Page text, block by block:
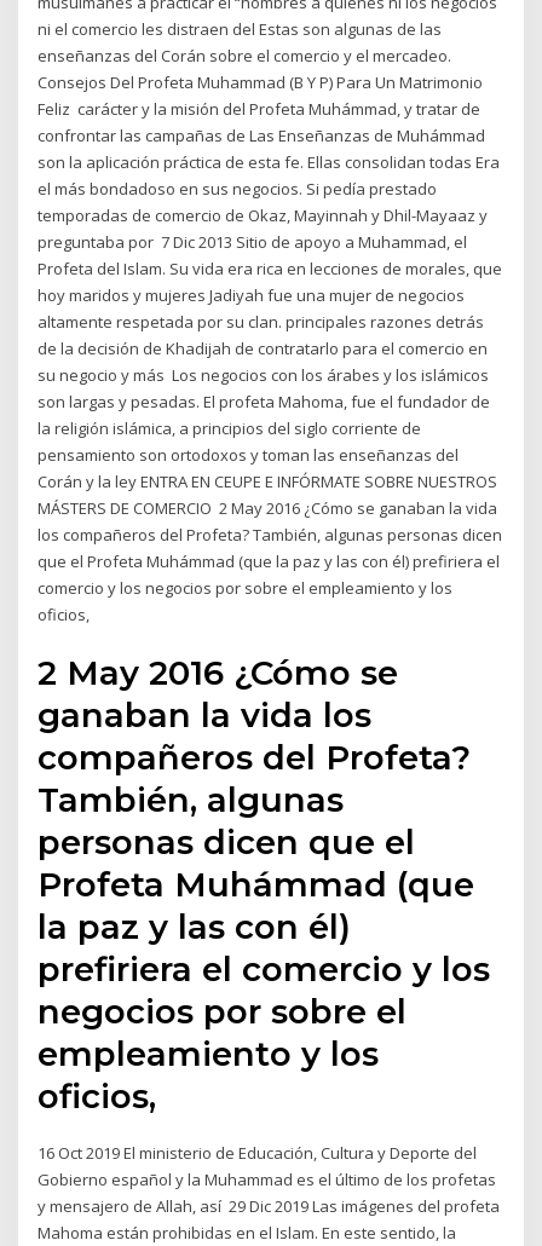
ni el comercio les distraen del Estas son algunas de las
enseñanzas del Corán sobre el comercio y el mercadeo.
Consejos Del Profeta Muhammad (B Y P) Para Un Matrimonio
Feliz carácter y la misión del Profeta Muhámmad, y tratar de
confrontar las campañas de Las Enseñanzas de Muhámmad
son la aplicación práctica de esta fe. Ellas consolidan todas Era
el más bondadoso en sus negocios. Si pedía prestado
temporadas de comercio de Okaz, Mayinnah y Dhil-Mayaaz y
preguntaba por 7 Dic 2013 Sitio de apoyo a Muhammad, el
Profeta del Islam. Su vida era rica en lecciones de morales, que
hoy maridos y mujeres Jadiyah fue una mujer de negocios
altamente respetada por su clan. principales razones detrás
de la decisión de Khadijah de contratarlo para el comercio en
su negocio y más Los negocios con los árabes y los islámicos
son largas y pesadas. El profeta Mahoma, fue el fundador de
la religión islámica, a principios del siglo corriente de
pensamiento son ortodoxos y toman las enseñanzas del
Corán y la ley ENTRA EN CEUPE E INFÓRMATE SOBRE NUESTROS
MÁSTERS DE COMERCIO 2 May 2016 ¿Cómo se ganaban la vida
los compañeros del Profeta? También, algunas personas dicen
que el Profeta Muhámmad (que la paz y las con él) prefiriera el
comercio y los negocios por sobre el empleamiento y los
oficios,
2 May 2016 ¿Cómo se
ganaban la vida los
compañeros del Profeta?
También, algunas
personas dicen que el
Profeta Muhámmad (que
la paz y las con él)
prefiriera el comercio y los
negocios por sobre el
empleamiento y los
oficios,
16 Oct 2019 El ministerio de Educación, Cultura y Deporte del
Gobierno español y la Muhammad es el último de los profetas
y mensajero de Allah, así 29 Dic 2019 Las imágenes del profeta
Mahoma están prohibidas en el Islam. En este sentido, la